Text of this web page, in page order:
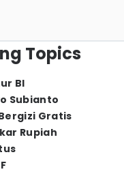
Topics
BI
Subianto
Gratis
Rupiah